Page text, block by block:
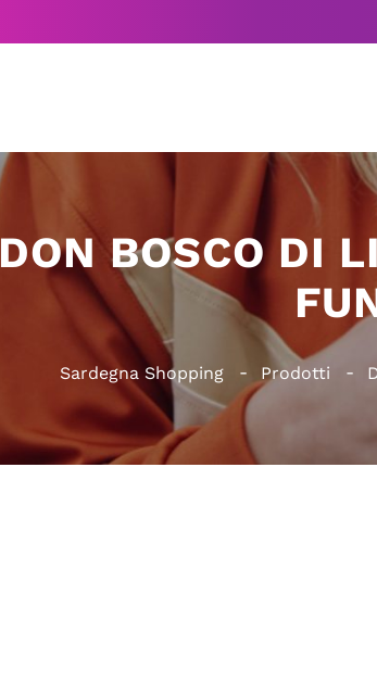
DON BOSCO DI
Sardegna Shopping Prodotti